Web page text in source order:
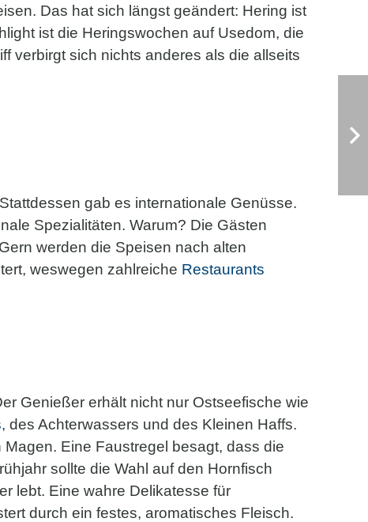
Das hat sich längst geändert: Hering ist
ist die Heringswochen auf Usedom, die
verbirgt sich nichts anderes als die allseits
gab es internationale Genüsse.
Spezialitäten. Warum? Die Gästen
werden die Speisen nach alten
weswegen zahlreiche Restaurants
Genießer erhält nicht nur Ostseefische wie
, des Achterwassers und des Kleinen Haffs.
Eine Faustregel besagt, dass die
sollte die Wahl auf den Hornfisch
lebt. Eine wahre Delikatesse für
durch ein festes, aromatisches Fleisch.